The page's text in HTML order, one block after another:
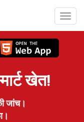
खेत!
जांच।